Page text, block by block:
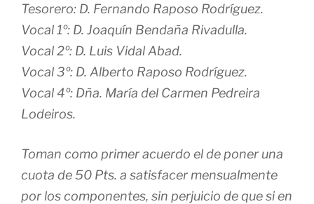
Tesorero: D. Fernando Raposo Rodríguez.
Vocal 1º: D. Joaquín Bendaña Rivadulla.
Vocal 2º: D. Luis Vidal Abad.
Vocal 3º: D. Alberto Raposo Rodríguez.
Vocal 4º: Dña. María del Carmen Pedreira
Lodeiros.
Toman como primer acuerdo el de poner una
cuota de 50 Pts. a satisfacer mensualmente
por los componentes, sin perjuicio de que si en